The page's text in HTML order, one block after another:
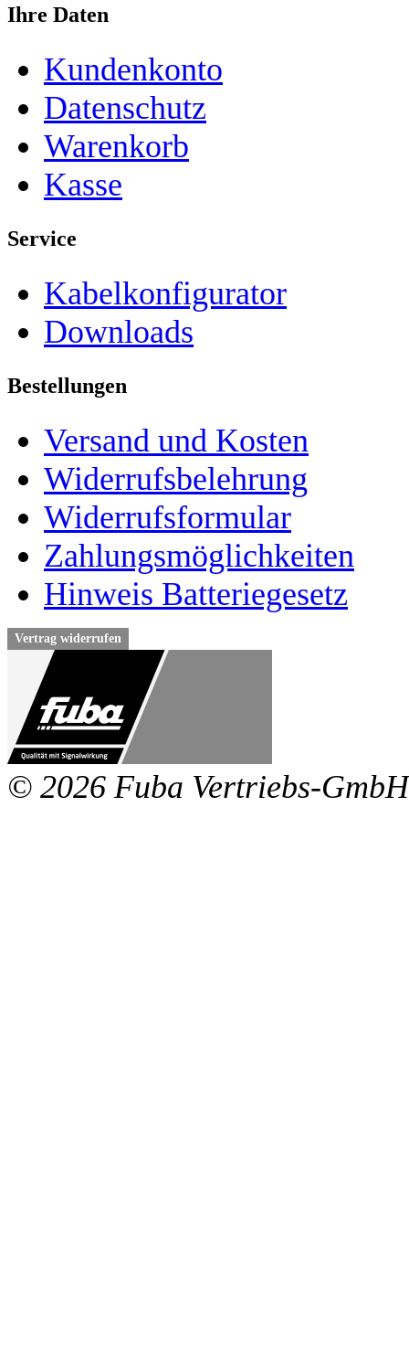
Ihre Daten
Kundenkonto
Datenschutz
Warenkorb
Kasse
Service
Kabelkonfigurator
Downloads
Bestellungen
Versand und Kosten
Widerrufsbelehrung
Widerrufsformular
Zahlungsmöglichkeiten
Hinweis Batteriegesetz
Vertrag widerrufen
© 2026 Fuba Vertriebs-GmbH